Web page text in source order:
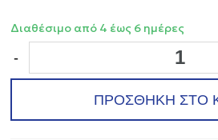
Διαθέσιμο από 4 έως 6 ημέρες
-
ΠΡΟΣΘΗΚΗ ΣΤΟ